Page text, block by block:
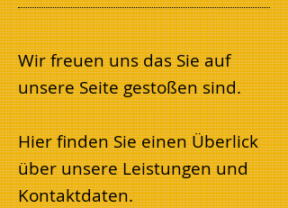
Wir freuen uns das Sie auf
unsere Seite gestoßen sind.
Hier finden Sie einen Überlick
über unsere Leistungen und
Kontaktdaten.